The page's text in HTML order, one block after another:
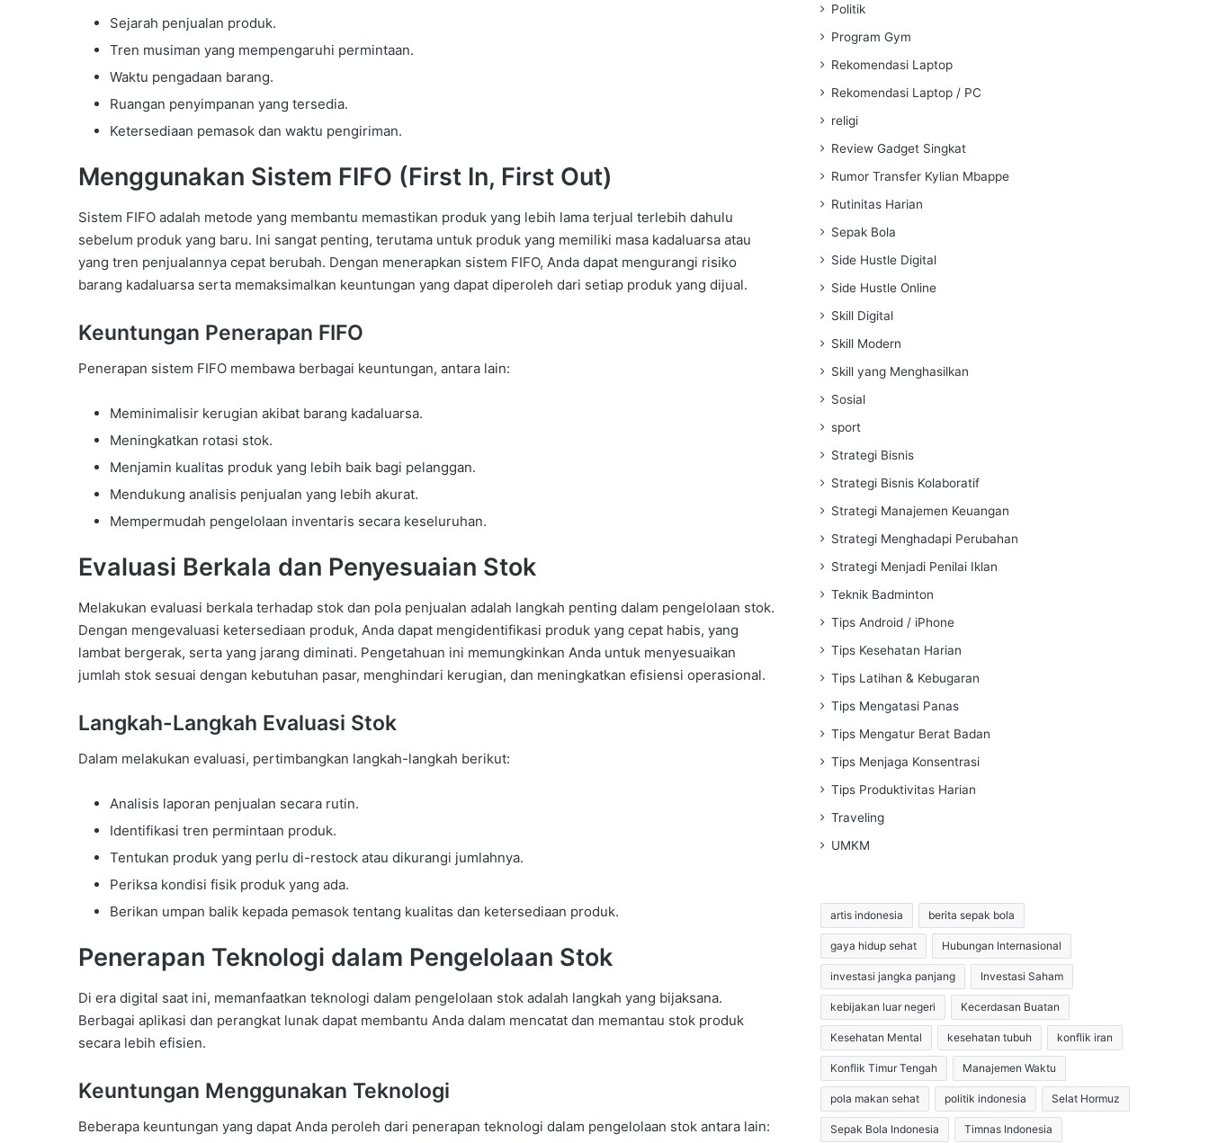
Sejarah penjualan produk.
Tren musiman yang mempengaruhi permintaan.
Waktu pengadaan barang.
Ruangan penyimpanan yang tersedia.
Ketersediaan pemasok dan waktu pengiriman.
Menggunakan Sistem FIFO (First In, First Out)
Sistem FIFO adalah metode yang membantu memastikan produk yang lebih lama terjual terlebih dahulu
sebelum produk yang baru. Ini sangat penting, terutama untuk produk yang memiliki masa kadaluarsa atau
yang tren penjualannya cepat berubah. Dengan menerapkan sistem FIFO, Anda dapat mengurangi risiko
barang kadaluarsa serta memaksimalkan keuntungan yang dapat diperoleh dari setiap produk yang dijual.
Keuntungan Penerapan FIFO
Penerapan sistem FIFO membawa berbagai keuntungan, antara lain:
Meminimalisir kerugian akibat barang kadaluarsa.
Meningkatkan rotasi stok.
Menjamin kualitas produk yang lebih baik bagi pelanggan.
Mendukung analisis penjualan yang lebih akurat.
Mempermudah pengelolaan inventaris secara keseluruhan.
Evaluasi Berkala dan Penyesuaian Stok
Melakukan evaluasi berkala terhadap stok dan pola penjualan adalah langkah penting dalam pengelolaan stok.
Dengan mengevaluasi ketersediaan produk, Anda dapat mengidentifikasi produk yang cepat habis, yang
lambat bergerak, serta yang jarang diminati. Pengetahuan ini memungkinkan Anda untuk menyesuaikan
jumlah stok sesuai dengan kebutuhan pasar, menghindari kerugian, dan meningkatkan efisiensi operasional.
Langkah-Langkah Evaluasi Stok
Dalam melakukan evaluasi, pertimbangkan langkah-langkah berikut:
Analisis laporan penjualan secara rutin.
Identifikasi tren permintaan produk.
Tentukan produk yang perlu di-restock atau dikurangi jumlahnya.
Periksa kondisi fisik produk yang ada.
Berikan umpan balik kepada pemasok tentang kualitas dan ketersediaan produk.
Penerapan Teknologi dalam Pengelolaan Stok
Di era digital saat ini, memanfaatkan teknologi dalam pengelolaan stok adalah langkah yang bijaksana.
Berbagai aplikasi dan perangkat lunak dapat membantu Anda dalam mencatat dan memantau stok produk
secara lebih efisien.
Keuntungan Menggunakan Teknologi
Beberapa keuntungan yang dapat Anda peroleh dari penerapan teknologi dalam pengelolaan stok antara lain:
Politik
Program Gym
Rekomendasi Laptop
Rekomendasi Laptop / PC
religi
Review Gadget Singkat
Rumor Transfer Kylian Mbappe
Rutinitas Harian
Sepak Bola
Side Hustle Digital
Side Hustle Online
Skill Digital
Skill Modern
Skill yang Menghasilkan
Sosial
sport
Strategi Bisnis
Strategi Bisnis Kolaboratif
Strategi Manajemen Keuangan
Strategi Menghadapi Perubahan
Strategi Menjadi Penilai Iklan
Teknik Badminton
Tips Android / iPhone
Tips Kesehatan Harian
Tips Latihan & Kebugaran
Tips Mengatasi Panas
Tips Mengatur Berat Badan
Tips Menjaga Konsentrasi
Tips Produktivitas Harian
Traveling
UMKM
artis indonesia berita sepak bola
gaya hidup sehat Hubungan Internasional
investasi jangka panjang Investasi Saham
kebijakan luar negeri Kecerdasan Buatan
Kesehatan Mental kesehatan tubuh konflik iran
Konflik Timur Tengah Manajemen Waktu
pola makan sehat politik indonesia Selat Hormuz
Sepak Bola Indonesia Timnas Indonesia